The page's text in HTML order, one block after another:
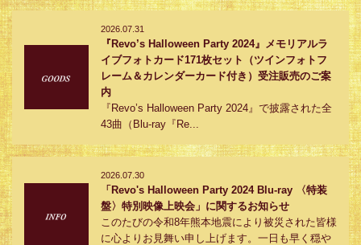
2026.07.31
『Revo’s Halloween Party 2024』メモリアルラ
イブフォトカード171枚セット（ツインフォトフ
レーム＆カレンダーカード付き）受注販売のご案
内
『Revo’s Halloween Party 2024』で披露された全
43曲（Blu-ray『Re...
2026.07.30
「Revo's Halloween Party 2024 Blu-ray 〈特装
盤〉特別映像上映会」に関するお知らせ
このたびの令和8年熊本地震により被災された皆様
に心よりお見舞い申し上げます。一日も早く穏や